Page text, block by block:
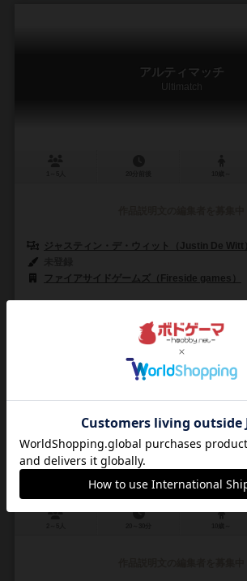
アルティマッチ
Ultimatch
ジャスティン・デ・ウィット（Justin De Witt）
ファイアサイドゲームズ（Fireside games）
経験あり お気に入り
私たちの村を焼かないで
Please Don't Burn My Village!